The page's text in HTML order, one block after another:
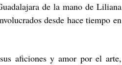
de la mano de Liliana
desde hace tiempo en
aficiones y amor por el arte,